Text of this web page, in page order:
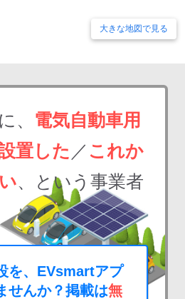
大きな地図で見る
、 電気自動車用
置した ／ これか
、という事業者
を、EVsmartアプ
せんか？掲載は無